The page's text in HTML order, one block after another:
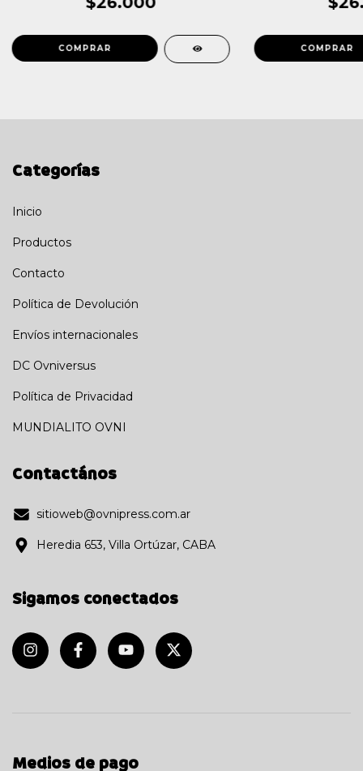
Categorías
Inicio
Productos
Contacto
Política de Devolución
Envíos internacionales
DC Ovniversus
Política de Privacidad
MUNDIALITO OVNI
Contactános
sitioweb@ovnipress.com.ar
Heredia 653, Villa Ortúzar, CABA
Sigamos conectados
Medios de pago